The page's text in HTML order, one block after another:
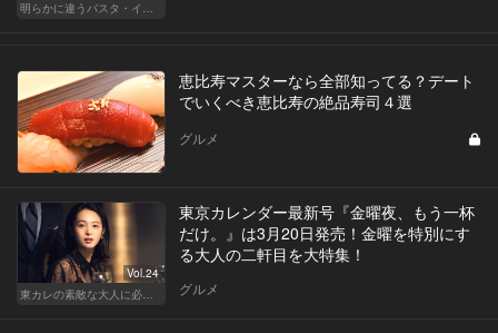
明らかに違うパスタ・イタリアン
恵比寿マスターなら全部知ってる？デート
でいくべき恵比寿の絶品寿司４選
グルメ
Vol.24
東カレの素敵な大人に必要なこと
東京カレンダー最新号『金曜夜、もう一杯
だけ。』は3月20日発売！金曜を特別にす
る大人の二軒目を大特集！
グルメ